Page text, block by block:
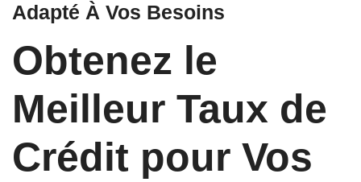
Adapté À Vos Besoins
Obtenez le
Meilleur Taux de
Crédit pour Vos